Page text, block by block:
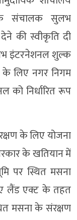
के संचालक सुलभ
की स्वीकृति दी
इंटरनेशनल शुल्क
के लिए नगर निगम
निर्धारित रूप
के लिए योजना
के खतियान में
पर स्थित मसना
लैंड एक्ट के तहत
मसना के संरक्षण